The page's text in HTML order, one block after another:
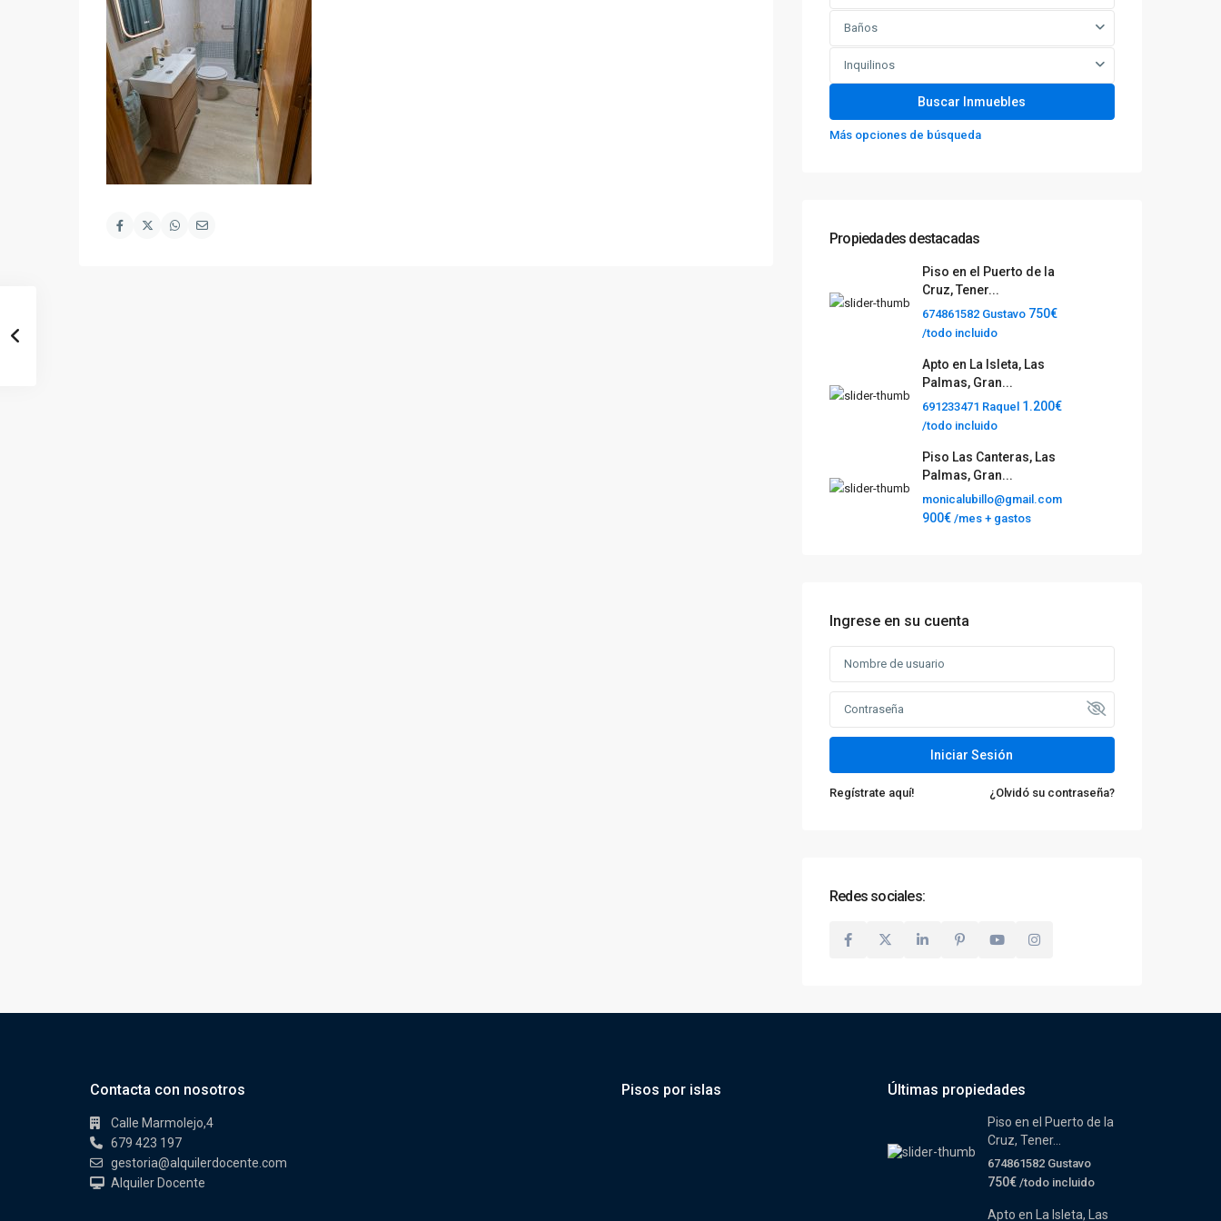
Baños
Inquilinos
Más opciones de búsqueda
Propiedades destacadas
Piso en el Puerto de la
Cruz, Tener...
674861582 Gustavo 750€
/todo incluido
Apto en La Isleta, Las
Palmas, Gran...
691233471 Raquel 1.200€
/todo incluido
Piso Las Canteras, Las
Palmas, Gran...
monicalubillo@gmail.com
900€ /mes + gastos
Ingrese en su cuenta
Iniciar Sesión
Regístrate aquí! ¿Olvidó su contraseña?
Redes sociales:
Contacta con nosotros
Calle Marmolejo,4
679 423 197
gestoria@alquilerdocente.com
Alquiler Docente
Pisos por islas Últimas propiedades
Piso en el Puerto de la
Cruz, Tener...
674861582 Gustavo
750€ /todo incluido
Apto en La Isleta, Las